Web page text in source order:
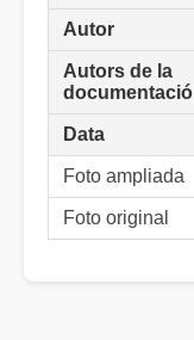
Autor
Autors de la
documentació
Data
Foto ampliada
Foto original